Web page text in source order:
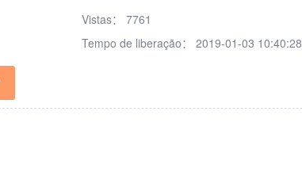
Vistas：7761
Tempo de liberação：2019-01-03 10:40:28